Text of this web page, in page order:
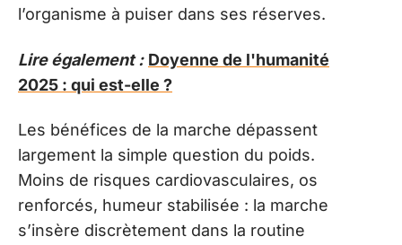
l’organisme à puiser dans ses réserves.
Lire également : Doyenne de l'humanité
2025 : qui est-elle ?
Les bénéfices de la marche dépassent
largement la simple question du poids.
Moins de risques cardiovasculaires, os
renforcés, humeur stabilisée : la marche
s’insère discrètement dans la routine